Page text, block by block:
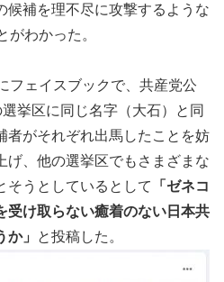
候補を理不尽に攻撃するような
がわかった。
ェイスブックで、共産党公
挙区に同じ名字（大石）と同
者がそれぞれ出馬したことを妨
げ、他の選挙区でもさまざまな
そうとしているとして
「ゼネコ
受け取らない癒着のない日本共
」
と投稿した。